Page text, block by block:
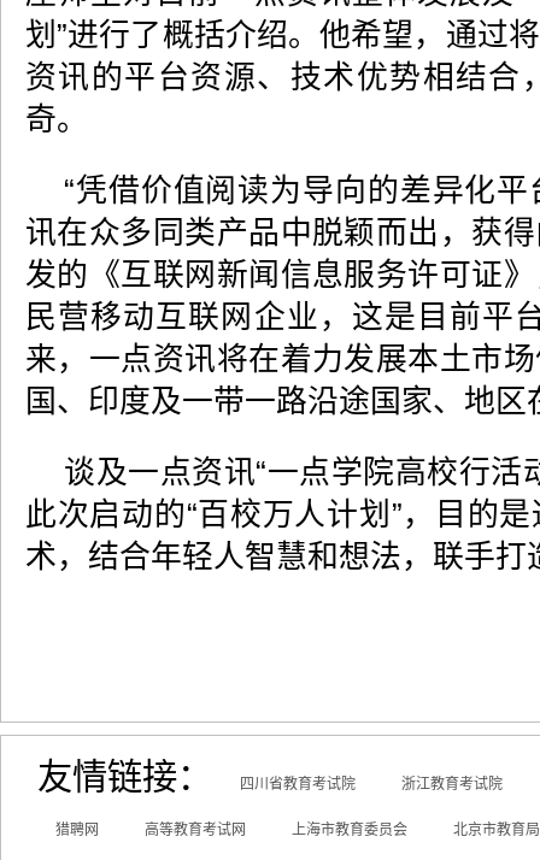
划”进行了概括介绍。他希望，通过
资讯的平台资源、技术优势相结合
奇。
“凭借价值阅读为导向的差异化
讯在众多同类产品中脱颖而出，获
发的《互联网新闻信息服务许可证
民营移动互联网企业，这是目前平
来，一点资讯将在着力发展本土市
国、印度及一带一路沿途国家、地
谈及一点资讯“一点学院高校行活
此次启动的“百校万人计划”，目的
术，结合年轻人智慧和想法，联手
友情链接： 四川省教育考试院 浙江教育考试院
猎聘网 高等教育考试网 上海市教育委员会 北京市教育局